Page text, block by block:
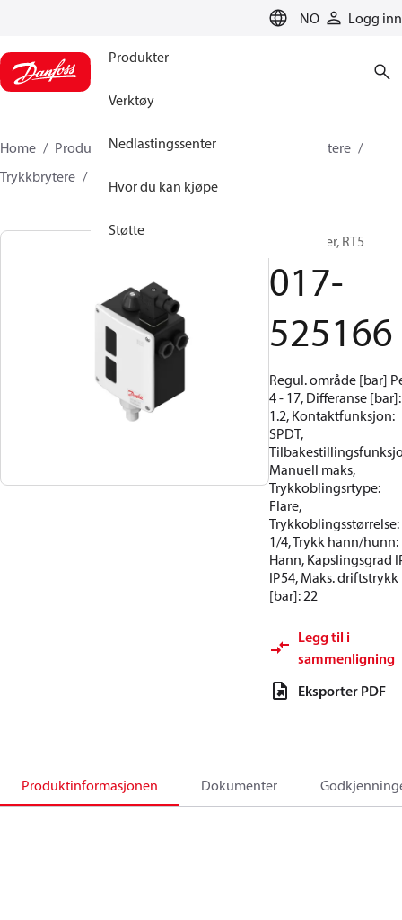
NO Logg inn
Produkter
Verktøy
Nedlastingssenter
Hvor du kan kjøpe
Støtte
Home Produkter Klimaløsninger for kjøling
Brytere
Trykkbrytere
Trykkbryter, RT5
017-
525166
Regul. område [bar]
4 - 17, Differanse [bar]:
1.2, Kontaktfunksjon:
SPDT,
Manuell maks,
Trykkoblingsrtype:
Flare,
Trykkoblingsstørrelse:
1/4, Trykk hann/hunn:
Hann, Kapslingsgrad
IP54, Maks. driftstrykk
[bar]: 22
Legg til i
sammenligning
Eksporter PDF
Produktinformasjonen Dokumenter